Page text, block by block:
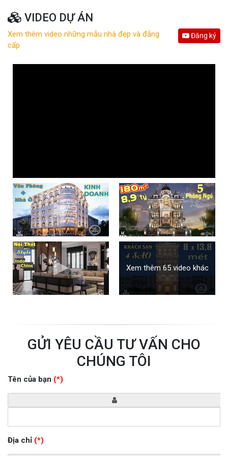
VIDEO DỰ ÁN
Xem thêm video những mẫu nhà đẹp và đẳng
cấp
Đăng ký
Xem thêm 65 video khác
GỬI YÊU CẦU TƯ VẤN CHO
CHÚNG TÔI
Tên của bạn (*)
Địa chỉ (*)